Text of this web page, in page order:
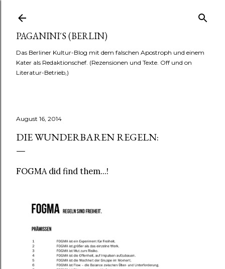
PAGANINI´S (BERLIN)
Das Berliner Kultur-Blog mit dem falschen Apostroph und einem
Kater als Redaktionschef. (Rezensionen und Texte. Off und on
Literatur-Betrieb,)
August 16, 2014
DIE WUNDERBAREN REGELN:
FOGMA did find them...!